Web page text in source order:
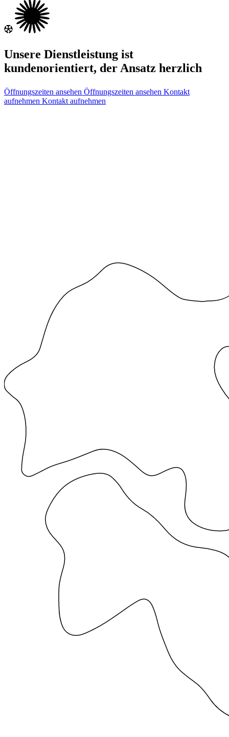
Unsere Dienstleistung ist
kundenorientiert, der Ansatz herzlich
Öffnungszeiten ansehen Öffnungszeiten ansehen Kontakt
aufnehmen Kontakt aufnehmen